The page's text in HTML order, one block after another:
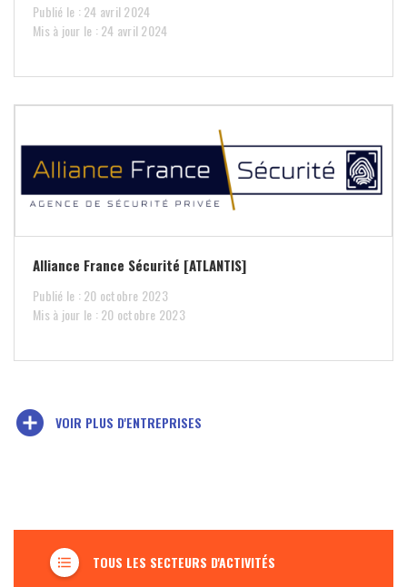
Publié le : 24 avril 2024
Mis à jour le : 24 avril 2024
Alliance France Sécurité [ATLANTIS]
Publié le : 20 octobre 2023
Mis à jour le : 20 octobre 2023
add_circle VOIR PLUS D'ENTREPRISES
format_list_bulleted TOUS LES SECTEURS D'ACTIVITÉS